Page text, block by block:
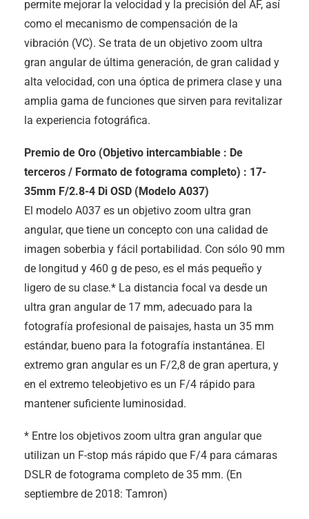
permite mejorar la velocidad y la precisión del AF, así
como el mecanismo de compensación de la
vibración (VC). Se trata de un objetivo zoom ultra
gran angular de última generación, de gran calidad y
alta velocidad, con una óptica de primera clase y una
amplia gama de funciones que sirven para revitalizar
la experiencia fotográfica.
Premio de Oro (Objetivo intercambiable : De
terceros / Formato de fotograma completo) : 17-
35mm F/2.8-4 Di OSD (Modelo A037)
El modelo A037 es un objetivo zoom ultra gran
angular, que tiene un concepto con una calidad de
imagen soberbia y fácil portabilidad. Con sólo 90 mm
de longitud y 460 g de peso, es el más pequeño y
ligero de su clase.* La distancia focal va desde un
ultra gran angular de 17 mm, adecuado para la
fotografía profesional de paisajes, hasta un 35 mm
estándar, bueno para la fotografía instantánea. El
extremo gran angular es un F/2,8 de gran apertura, y
en el extremo teleobjetivo es un F/4 rápido para
mantener suficiente luminosidad.
* Entre los objetivos zoom ultra gran angular que
utilizan un F-stop más rápido que F/4 para cámaras
DSLR de fotograma completo de 35 mm. (En
septiembre de 2018: Tamron)